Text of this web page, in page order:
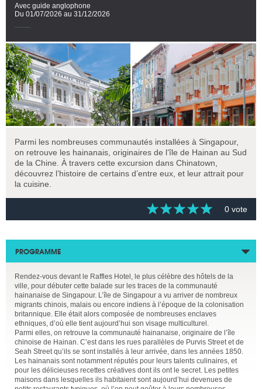
Avec guide anglophone
Du 01/07/2026 au 31/12/2026
Parmi les nombreuses communautés installées à Singapour,
on retrouve les hainanais, originaires de l’île de Hainan au Sud
de la Chine. À travers cette excursion dans Chinatown,
découvrez l’histoire de certains d’entre eux, et leur attrait pour
la cuisine.
0 vote
PROGRAMME
Rendez-vous devant le Raffles Hotel, le plus célèbre des hôtels de la
ville, pour débuter cette balade sur les traces de la communauté
hainanaise de Singapour. L’île de Singapour a vu arriver de nombreux
migrants chinois, malais ou encore indiens à l’époque de la colonisation
britannique. Elle était alors composée de nombreuses enclaves
ethniques, d’où elle tient aujourd’hui son visage multiculturel.
Parmi elles, on retrouve la communauté hainanaise, originaire de l’île
chinoise de Hainan. C’est dans les rues parallèles de Purvis Street et de
Seah Street qu’ils se sont installés à leur arrivée, dans les années 1850.
Les hainanais sont notamment réputés pour leurs talents culinaires, et
pour les délicieuses recettes créatives dont ils ont le secret. Les petites
maisons dans lesquelles ils habitaient sont aujourd’hui devenues de